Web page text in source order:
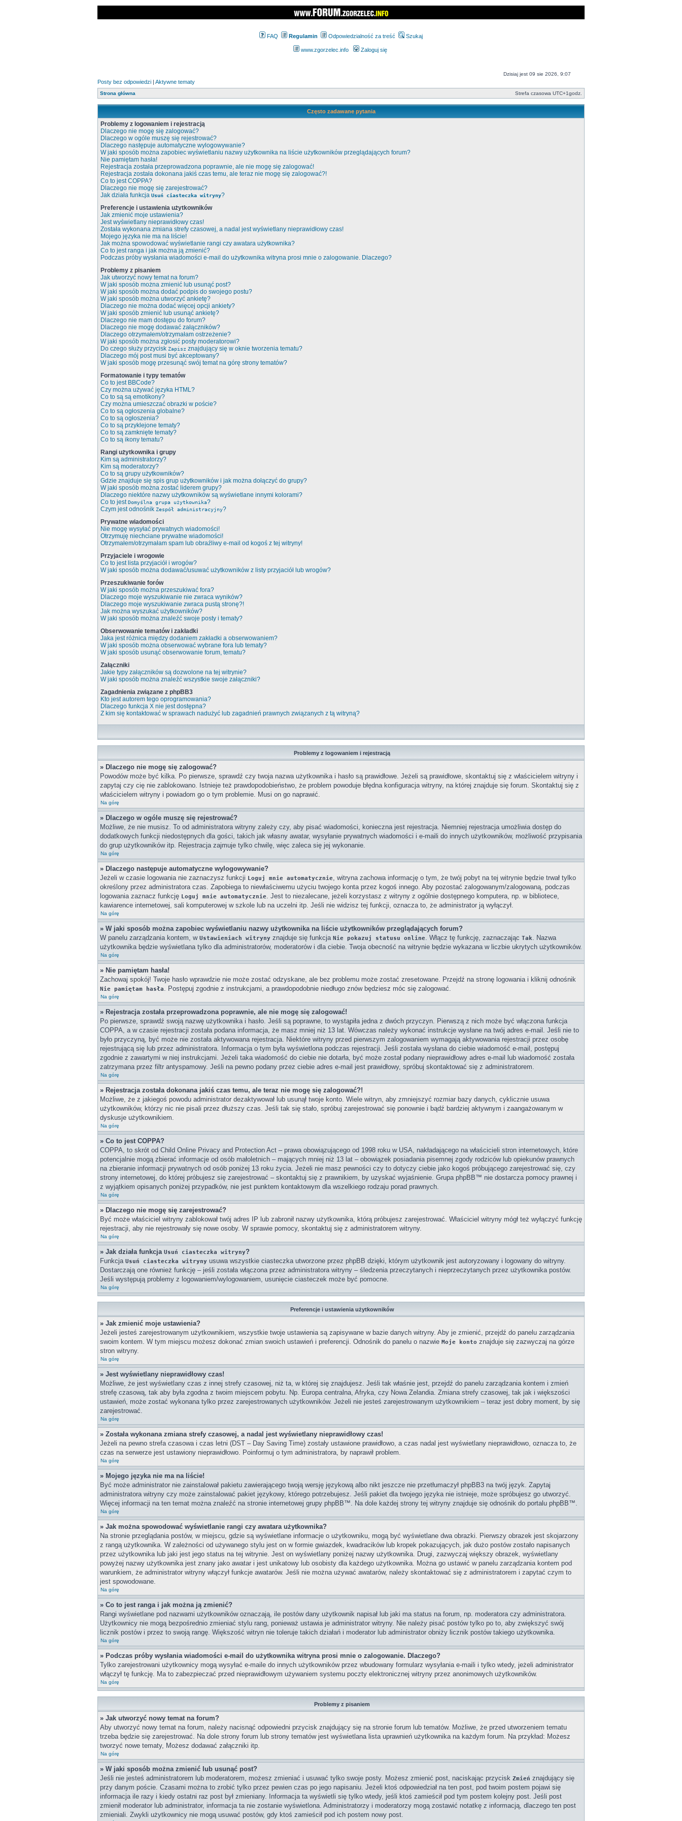
FAQ Regulamin Odpowiedzialność za treść Szukaj
www.zgorzelec.info Zaloguj się
Dzisiaj jest 09 sie 2026, 9:07
Posty bez odpowiedzi | Aktywne tematy
Strona główna Strefa czasowa UTC+1godz.
Często zadawane pytania
Problemy z logowaniem i rejestracją
Dlaczego nie mogę się zalogować?
Dlaczego w ogóle muszę się rejestrować?
Dlaczego następuje automatyczne wylogowywanie?
W jaki sposób można zapobiec wyświetlaniu nazwy użytkownika na liście użytkowników przeglądających forum?
Nie pamiętam hasła!
Rejestracja została przeprowadzona poprawnie, ale nie mogę się zalogować!
Rejestracja została dokonana jakiś czas temu, ale teraz nie mogę się zalogować?!
Co to jest COPPA?
Dlaczego nie mogę się zarejestrować?
Jak działa funkcja Usuń ciasteczka witryny?
Preferencje i ustawienia użytkowników
Jak zmienić moje ustawienia?
Jest wyświetlany nieprawidłowy czas!
Została wykonana zmiana strefy czasowej, a nadal jest wyświetlany nieprawidłowy czas!
Mojego języka nie ma na liście!
Jak można spowodować wyświetlanie rangi czy awatara użytkownika?
Co to jest ranga i jak można ją zmienić?
Podczas próby wysłania wiadomości e-mail do użytkownika witryna prosi mnie o zalogowanie. Dlaczego?
Problemy z pisaniem
Jak utworzyć nowy temat na forum?
W jaki sposób można zmienić lub usunąć post?
W jaki sposób można dodać podpis do swojego postu?
W jaki sposób można utworzyć ankietę?
Dlaczego nie można dodać więcej opcji ankiety?
W jaki sposób zmienić lub usunąć ankietę?
Dlaczego nie mam dostępu do forum?
Dlaczego nie mogę dodawać załączników?
Dlaczego otrzymałem/otrzymałam ostrzeżenie?
W jaki sposób można zgłosić posty moderatorowi?
Do czego służy przycisk Zapisz znajdujący się w oknie tworzenia tematu?
Dlaczego mój post musi być akceptowany?
W jaki sposób mogę przesunąć swój temat na górę strony tematów?
Formatowanie i typy tematów
Co to jest BBCode?
Czy można używać języka HTML?
Co to są są emotikony?
Czy można umieszczać obrazki w poście?
Co to są ogłoszenia globalne?
Co to są ogłoszenia?
Co to są przyklejone tematy?
Co to są zamknięte tematy?
Co to są ikony tematu?
Rangi użytkownika i grupy
Kim są administratorzy?
Kim są moderatorzy?
Co to są grupy użytkowników?
Gdzie znajduje się spis grup użytkowników i jak można dołączyć do grupy?
W jaki sposób można zostać liderem grupy?
Dlaczego niektóre nazwy użytkowników są wyświetlane innymi kolorami?
Co to jestDomyślna grupa użytkownika?
Czym jest odnośnik Zespół administracyjny?
Prywatne wiadomości
Nie mogę wysyłać prywatnych wiadomości!
Otrzymuję niechciane prywatne wiadomości!
Otrzymałem/otrzymałam spam lub obraźliwy e-mail od kogoś z tej witryny!
Przyjaciele i wrogowie
Co to jest lista przyjaciół i wrogów?
W jaki sposób można dodawać/usuwać użytkowników z listy przyjaciół lub wrogów?
Przeszukiwanie forów
W jaki sposób można przeszukiwać fora?
Dlaczego moje wyszukiwanie nie zwraca wyników?
Dlaczego moje wyszukiwanie zwraca pustą stronę?!
Jak można wyszukać użytkowników?
W jaki sposób można znaleźć swoje posty i tematy?
Obserwowanie tematów i zakładki
Jaka jest różnica między dodaniem zakładki a obserwowaniem?
W jaki sposób można obserwować wybrane fora lub tematy?
W jaki sposób usunąć obserwowanie forum, tematu?
Załączniki
Jakie typy załączników są dozwolone na tej witrynie?
W jaki sposób można znaleźć wszystkie swoje załączniki?
Zagadnienia związane z phpBB3
Kto jest autorem tego oprogramowania?
Dlaczego funkcja X nie jest dostępna?
Z kim się kontaktować w sprawach nadużyć lub zagadnień prawnych związanych z tą witryną?
Problemy z logowaniem i rejestracją
» Dlaczego nie mogę się zalogować?
Powodów może być kilka. Po pierwsze, sprawdź czy twoja nazwa użytkownika i hasło są prawidłowe. Jeżeli są prawidłowe, skontaktuj się z właścicielem witryny i
zapytaj czy cię nie zablokowano. Istnieje też prawdopodobieństwo, że problem powoduje błędna konfiguracja witryny, na której znajduje się forum. Skontaktuj się z
właścicielem witryny i powiadom go o tym problemie. Musi on go naprawić.
Na górę
» Dlaczego w ogóle muszę się rejestrować?
Możliwe, że nie musisz. To od administratora witryny zależy czy, aby pisać wiadomości, konieczna jest rejestracja. Niemniej rejestracja umożliwia dostęp do
dodatkowych funkcji niedostępnych dla gości, takich jak własny awatar, wysyłanie prywatnych wiadomości i e-maili do innych użytkowników, możliwość przypisania
do grup użytkowników itp. Rejestracja zajmuje tylko chwilę, więc zaleca się jej wykonanie.
Na górę
» Dlaczego następuje automatyczne wylogowywanie?
Jeżeli w czasie logowania nie zaznaczysz funkcji Loguj mnie automatycznie, witryna zachowa informację o tym, że twój pobyt na tej witrynie będzie trwał tylko
określony przez administratora czas. Zapobiega to niewłaściwemu użyciu twojego konta przez kogoś innego. Aby pozostać zalogowanym/zalogowaną, podczas
logowania zaznacz funkcję Loguj mnie automatycznie. Jest to niezalecane, jeżeli korzystasz z witryny z ogólnie dostępnego komputera, np. w bibliotece,
kawiarence internetowej, sali komputerowej w szkole lub na uczelni itp. Jeśli nie widzisz tej funkcji, oznacza to, że administrator ją wyłączył.
Na górę
» W jaki sposób można zapobiec wyświetlaniu nazwy użytkownika na liście użytkowników przeglądających forum?
W panelu zarządzania kontem, w Ustawieniach witryny znajduje się funkcja Nie pokazuj statusu online. Włącz tę funkcję, zaznaczając Tak. Nazwa
użytkownika będzie wyświetlana tylko dla administratorów, moderatorów i dla ciebie. Twoja obecność na witrynie będzie wykazana w liczbie ukrytych użytkowników.
Na górę
» Nie pamiętam hasła!
Zachowaj spokój! Twoje hasło wprawdzie nie może zostać odzyskane, ale bez problemu może zostać zresetowane. Przejdź na stronę logowania i kliknij odnośnik
Nie pamiętam hasła. Postępuj zgodnie z instrukcjami, a prawdopodobnie niedługo znów będziesz móc się zalogować.
Na górę
» Rejestracja została przeprowadzona poprawnie, ale nie mogę się zalogować!
Po pierwsze, sprawdź swoją nazwę użytkownika i hasło. Jeśli są poprawne, to wystąpiła jedna z dwóch przyczyn. Pierwszą z nich może być włączona funkcja
COPPA, a w czasie rejestracji została podana informacja, że masz mniej niż 13 lat. Wówczas należy wykonać instrukcje wysłane na twój adres e-mail. Jeśli nie to
było przyczyną, być może nie została aktywowana rejestracja. Niektóre witryny przed pierwszym zalogowaniem wymagają aktywowania rejestracji przez osobę
rejestrującą się lub przez administratora. Informacja o tym była wyświetlona podczas rejestracji. Jeśli została wysłana do ciebie wiadomość e-mail, postępuj
zgodnie z zawartymi w niej instrukcjami. Jeżeli taka wiadomość do ciebie nie dotarła, być może został podany nieprawidłowy adres e-mail lub wiadomość została
zatrzymana przez filtr antyspamowy. Jeśli na pewno podany przez ciebie adres e-mail jest prawidłowy, spróbuj skontaktować się z administratorem.
Na górę
» Rejestracja została dokonana jakiś czas temu, ale teraz nie mogę się zalogować?!
Możliwe, że z jakiegoś powodu administrator dezaktywował lub usunął twoje konto. Wiele witryn, aby zmniejszyć rozmiar bazy danych, cyklicznie usuwa
użytkowników, którzy nic nie pisali przez dłuższy czas. Jeśli tak się stało, spróbuj zarejestrować się ponownie i bądź bardziej aktywnym i zaangażowanym w
dyskusje użytkownikiem.
Na górę
» Co to jest COPPA?
COPPA, to skrót od Child Online Privacy and Protection Act – prawa obowiązującego od 1998 roku w USA, nakładającego na właścicieli stron internetowych, które
potencjalnie mogą zbierać informacje od osób małoletnich – mających mniej niż 13 lat – obowiązek posiadania pisemnej zgody rodziców lub opiekunów prawnych
na zbieranie informacji prywatnych od osób poniżej 13 roku życia. Jeżeli nie masz pewności czy to dotyczy ciebie jako kogoś próbującego zarejestrować się, czy
strony internetowej, do której próbujesz się zarejestrować – skontaktuj się z prawnikiem, by uzyskać wyjaśnienie. Grupa phpBB™ nie dostarcza pomocy prawnej i
z wyjątkiem opisanych poniżej przypadków, nie jest punktem kontaktowym dla wszelkiego rodzaju porad prawnych.
Na górę
» Dlaczego nie mogę się zarejestrować?
Być może właściciel witryny zablokował twój adres IP lub zabronił nazwy użytkownika, którą próbujesz zarejestrować. Właściciel witryny mógł też wyłączyć funkcję
rejestracji, aby nie rejestrowały się nowe osoby. W sprawie pomocy, skontaktuj się z administratorem witryny.
Na górę
» Jak działa funkcja Usuń ciasteczka witryny?
Funkcja Usuń ciasteczka witryny usuwa wszystkie ciasteczka utworzone przez phpBB dzięki, którym użytkownik jest autoryzowany i logowany do witryny.
Dostarczają one również funkcję – jeśli została włączona przez administratora witryny – śledzenia przeczytanych i nieprzeczytanych przez użytkownika postów.
Jeśli występują problemy z logowaniem/wylogowaniem, usunięcie ciasteczek może być pomocne.
Na górę
Preferencje i ustawienia użytkowników
» Jak zmienić moje ustawienia?
Jeżeli jesteś zarejestrowanym użytkownikiem, wszystkie twoje ustawienia są zapisywane w bazie danych witryny. Aby je zmienić, przejdź do panelu zarządzania
swoim kontem. W tym miejscu możesz dokonać zmian swoich ustawień i preferencji. Odnośnik do panelu o nazwie Moje konto znajduje się zazwyczaj na górze
stron witryny.
Na górę
» Jest wyświetlany nieprawidłowy czas!
Możliwe, że jest wyświetlany czas z innej strefy czasowej, niż ta, w której się znajdujesz. Jeśli tak właśnie jest, przejdź do panelu zarządzania kontem i zmień
strefę czasową, tak aby była zgodna z twoim miejscem pobytu. Np. Europa centralna, Afryka, czy Nowa Zelandia. Zmiana strefy czasowej, tak jak i większości
ustawień, może zostać wykonana tylko przez zarejestrowanych użytkowników. Jeżeli nie jesteś zarejestrowanym użytkownikiem – teraz jest dobry moment, by się
zarejestrować.
Na górę
» Została wykonana zmiana strefy czasowej, a nadal jest wyświetlany nieprawidłowy czas!
Jeżeli na pewno strefa czasowa i czas letni (DST – Day Saving Time) zostały ustawione prawidłowo, a czas nadal jest wyświetlany nieprawidłowo, oznacza to, że
czas na serwerze jest ustawiony nieprawidłowo. Poinformuj o tym administratora, by naprawił problem.
Na górę
» Mojego języka nie ma na liście!
Być może administrator nie zainstalował pakietu zawierającego twoją wersję językową albo nikt jeszcze nie przetłumaczył phpBB3 na twój język. Zapytaj
administratora witryny czy może zainstalować pakiet językowy, którego potrzebujesz. Jeśli pakiet dla twojego języka nie istnieje, może spróbujesz go utworzyć.
Więcej informacji na ten temat można znaleźć na stronie internetowej grupy phpBB™. Na dole każdej strony tej witryny znajduje się odnośnik do portalu phpBB™.
Na górę
» Jak można spowodować wyświetlanie rangi czy awatara użytkownika?
Na stronie przeglądania postów, w miejscu, gdzie są wyświetlane informacje o użytkowniku, mogą być wyświetlane dwa obrazki. Pierwszy obrazek jest skojarzony
z rangą użytkownika. W zależności od używanego stylu jest on w formie gwiazdek, kwadracików lub kropek pokazujących, jak dużo postów zostało napisanych
przez użytkownika lub jaki jest jego status na tej witrynie. Jest on wyświetlany poniżej nazwy użytkownika. Drugi, zazwyczaj większy obrazek, wyświetlany
powyżej nazwy użytkownika jest znany jako awatar i jest unikatowy lub osobisty dla każdego użytkownika. Można go ustawić w panelu zarządzania kontem pod
warunkiem, że administrator witryny włączył funkcje awatarów. Jeśli nie można używać awatarów, należy skontaktować się z administratorem i zapytać czym to
jest spowodowane.
Na górę
» Co to jest ranga i jak można ją zmienić?
Rangi wyświetlane pod nazwami użytkowników oznaczają, ile postów dany użytkownik napisał lub jaki ma status na forum, np. moderatora czy administratora.
Użytkownicy nie mogą bezpośrednio zmieniać stylu rang, ponieważ ustawia je administrator witryny. Nie należy pisać postów tylko po to, aby zwiększyć swój
licznik postów i przez to swoją rangę. Większość witryn nie toleruje takich działań i moderator lub administrator obniży licznik postów takiego użytkownika.
Na górę
» Podczas próby wysłania wiadomości e-mail do użytkownika witryna prosi mnie o zalogowanie. Dlaczego?
Tylko zarejestrowani użytkownicy mogą wysyłać e-maile do innych użytkowników przez wbudowany formularz wysyłania e-maili i tylko wtedy, jeżeli administrator
włączył tę funkcję. Ma to zabezpieczać przed nieprawidłowym używaniem systemu poczty elektronicznej witryny przez anonimowych użytkowników.
Na górę
Problemy z pisaniem
» Jak utworzyć nowy temat na forum?
Aby utworzyć nowy temat na forum, należy nacisnąć odpowiedni przycisk znajdujący się na stronie forum lub tematów. Możliwe, że przed utworzeniem tematu
trzeba będzie się zarejestrować. Na dole strony forum lub strony tematów jest wyświetlana lista uprawnień użytkownika na każdym forum. Na przykład: Możesz
tworzyć nowe tematy, Możesz dodawać załączniki itp.
Na górę
» W jaki sposób można zmienić lub usunąć post?
Jeśli nie jesteś administratorem lub moderatorem, możesz zmieniać i usuwać tylko swoje posty. Możesz zmienić post, naciskając przycisk Zmień znajdujący się
przy danym poście. Czasami można to zrobić tylko przez pewien czas po jego napisaniu. Jeżeli ktoś odpowiedział na ten post, pod twoim postem pojawi się
informacja ile razy i kiedy ostatni raz post był zmieniany. Informacja ta wyświetli się tylko wtedy, jeśli ktoś zamieścił pod tym postem kolejny post. Jeśli post
zmienił moderator lub administrator, informacja ta nie zostanie wyświetlona. Administratorzy i moderatorzy mogą zostawić notatkę z informacją, dlaczego ten post
zmieniali. Zwykli użytkownicy nie mogą usuwać postów, gdy ktoś zamieścił pod ich postem nowy post.